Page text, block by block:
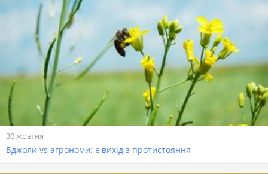
30 жовтня
Бджоли vs агрономи: є вихід з протистояння